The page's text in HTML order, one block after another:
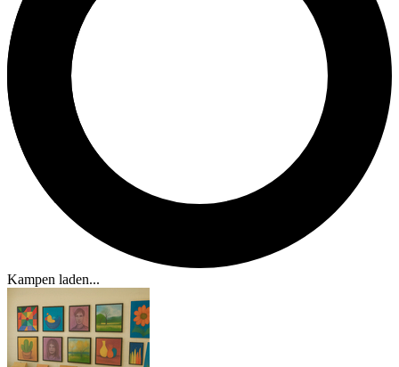
Kampen laden...